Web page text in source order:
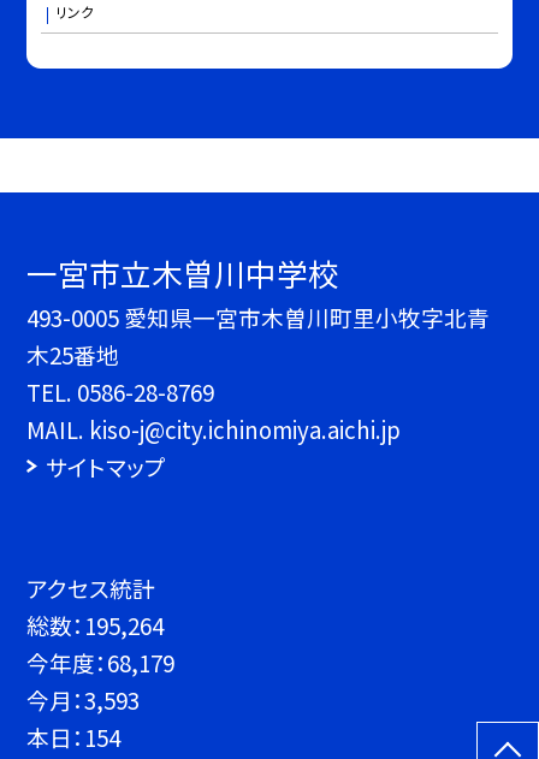
リンク
一宮市立木曽川中学校
493-0005 愛知県一宮市木曽川町里小牧字北青
木25番地
TEL. 0586-28-8769
MAIL. kiso-j@city.ichinomiya.aichi.jp
サイトマップ
アクセス統計
総数： 195,264
今年度：68,179
今月：3,593
本日： 154